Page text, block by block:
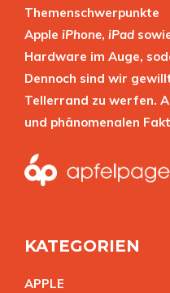
Themenschwerpunkte
Apple iPhone, iPad
Hardware im Auge,
Dennoch sind wir
Tellerrand zu werfen.
und phänomenalen
KATEGORIEN
APPLE